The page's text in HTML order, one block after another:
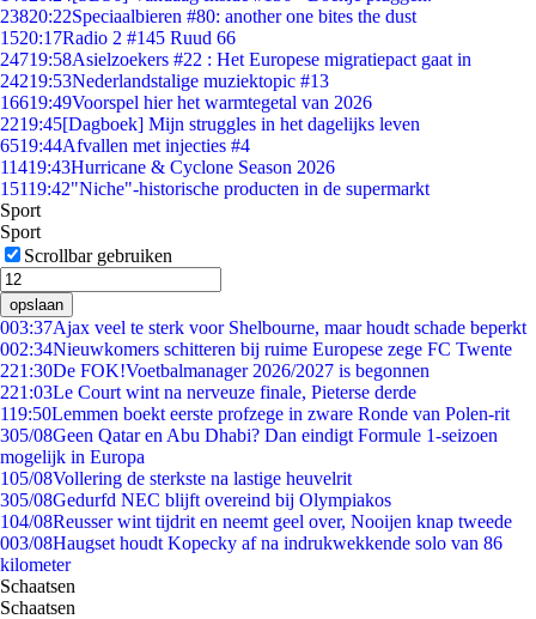
23820:22Speciaalbieren #80: another one bites the dust
1520:17Radio 2 #145 Ruud 66
24719:58Asielzoekers #22 : Het Europese migratiepact gaat in
24219:53Nederlandstalige muziektopic #13
16619:49Voorspel hier het warmtegetal van 2026
2219:45[Dagboek] Mijn struggles in het dagelijks leven
6519:44Afvallen met injecties #4
11419:43Hurricane & Cyclone Season 2026
15119:42"Niche"-historische producten in de supermarkt
Sport
Sport
Scrollbar gebruiken
opslaan
003:37Ajax veel te sterk voor Shelbourne, maar houdt schade beperkt
002:34Nieuwkomers schitteren bij ruime Europese zege FC Twente
221:30De FOK!Voetbalmanager 2026/2027 is begonnen
221:03Le Court wint na nerveuze finale, Pieterse derde
119:50Lemmen boekt eerste profzege in zware Ronde van Polen-rit
305/08Geen Qatar en Abu Dhabi? Dan eindigt Formule 1-seizoen
mogelijk in Europa
105/08Vollering de sterkste na lastige heuvelrit
305/08Gedurfd NEC blijft overeind bij Olympiakos
104/08Reusser wint tijdrit en neemt geel over, Nooijen knap tweede
003/08Haugset houdt Kopecky af na indrukwekkende solo van 86
kilometer
Schaatsen
Schaatsen